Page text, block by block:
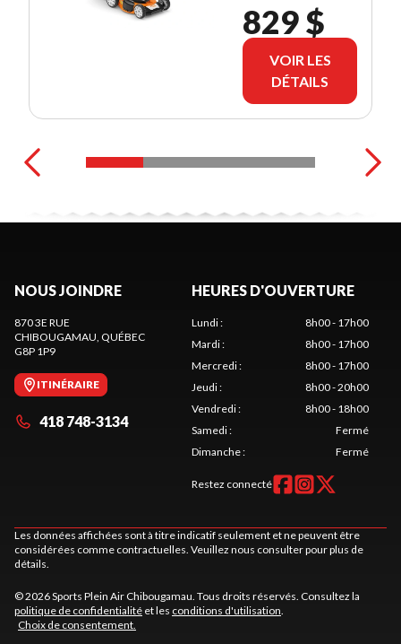
829 $
VOIR LES
DÉTAILS
NOUS JOINDRE
870 3E RUE
CHIBOUGAMAU , QUÉBEC
G8P 1P9
ITINÉRAIRE
418 748-3134
HEURES D'OUVERTURE
Lundi:
8h00 - 17h00
Mardi:
8h00 - 17h00
Mercredi:
8h00 - 17h00
Jeudi:
8h00 - 20h00
Vendredi:
8h00 - 18h00
Samedi:
Fermé
Dimanche: Fermé
Restez connecté
Les données affichées sont à titre indicatif seulement et ne peuvent être
considérées comme contractuelles. Veuillez nous consulter pour plus de
détails.
© 2026 Sports Plein Air Chibougamau. Tous droits réservés. Consultez la
politique de confidentialité et les conditions d'utilisation
Choix de consentement.